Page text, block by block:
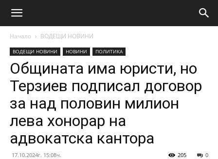
Начало ВОДЕЩИ НОВИНИ
ВОДЕЩИ НОВИНИ НОВИНИ ПОЛИТИКА
Общината има юристи, но
Терзиев подписал договор
за над половин милион
лева хонорар на
адвокатска кантора
17.10.2024г. 15:08ч. 0
205